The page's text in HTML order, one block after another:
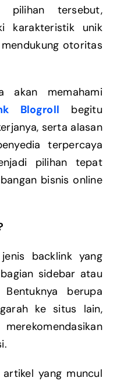
pilihan tersebut,
karakteristik unik
otoritas
akan memahami
Blogroll begitu
serta alasan
terpercaya
pilihan tepat
bisnis online
backlink yang
sidebar atau
berupa
ke situs lain,
yang muncul